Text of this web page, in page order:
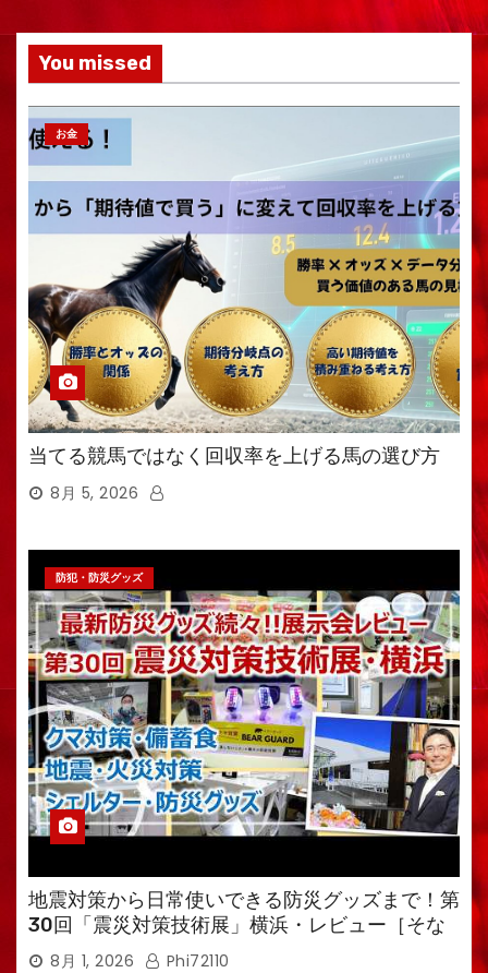
You missed
お金
当てる競馬ではなく回収率を上げる馬の選び方
8月 5, 2026
防犯・防災グッズ
地震対策から日常使いできる防災グッズまで！第
30回「震災対策技術展」横浜・レビュー［そな
えるTV・高荷智也］
8月 1, 2026 Phi72110